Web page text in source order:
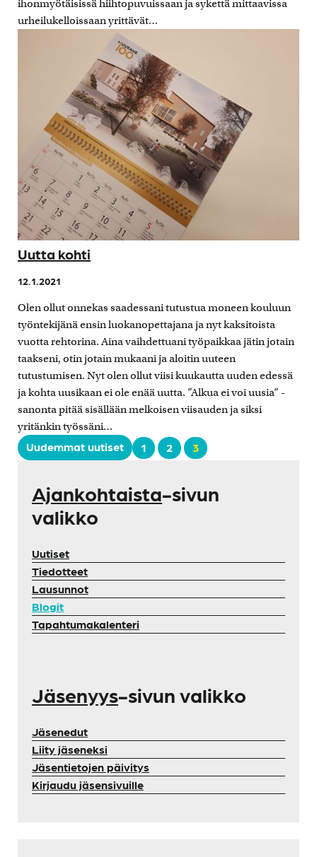
ihonmyötäisissä hiihtopuvuissaan ja sykettä mittaavissa
urheilukelloissaan yrittävät…
Uutta kohti
12.1.2021
Olen ollut onnekas saadessani tutustua moneen kouluun
työntekijänä ensin luokanopettajana ja nyt kaksitoista
vuotta rehtorina. Aina vaihdettuani työpaikkaa jätin jotain
taakseni, otin jotain mukaani ja aloitin uuteen
tutustumisen. Nyt olen ollut viisi kuukautta uuden edessä
ja kohta uusikaan ei ole enää uutta. ”Alkua ei voi uusia” -
sanonta pitää sisällään melkoisen viisauden ja siksi
yritänkin työssäni…
Uudemmat uutiset 1 2 3
Ajankohtaista-sivun
valikko
Uutiset
Tiedotteet
Lausunnot
Blogit
Tapahtumakalenteri
Jäsenyys-sivun valikko
Jäsenedut
Liity jäseneksi
Jäsentietojen päivitys
Kirjaudu jäsensivuille